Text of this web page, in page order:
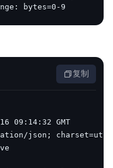
bytes=0-9
复制